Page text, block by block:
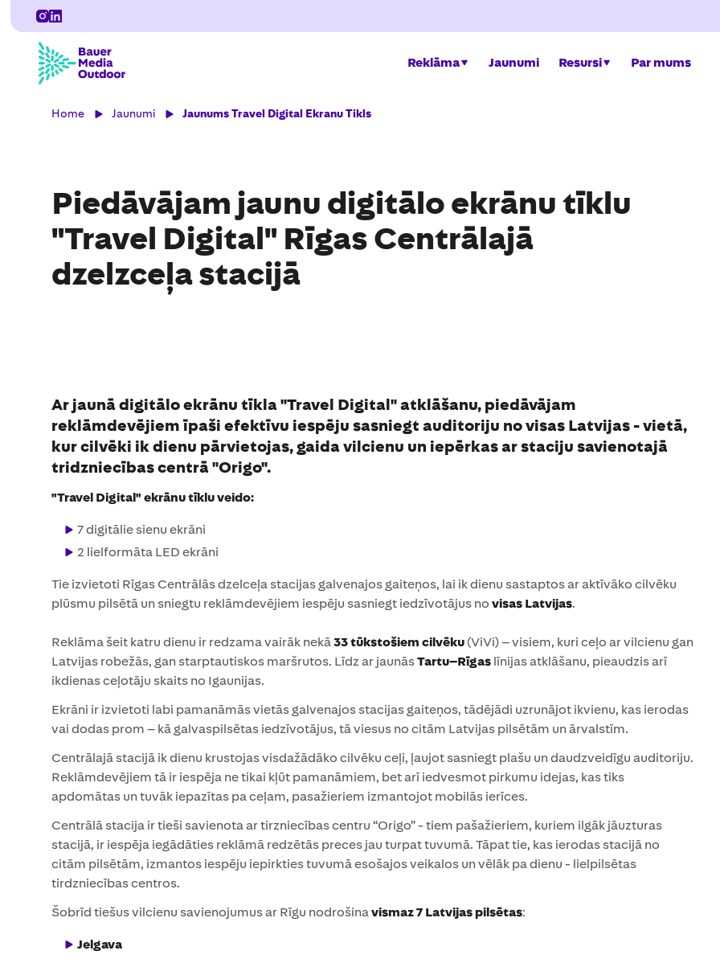
Reklāma Jaunumi Resursi Par mums
Home Jaunumi Jaunums Travel Digital Ekranu Tikls
Piedāvājam jaunu digitālo ekrānu tīklu
"Travel Digital" Rīgas Centrālajā
dzelzceļa stacijā
Ar jaunā digitālo ekrānu tīkla "Travel Digital" atklāšanu, piedāvājam
reklāmdevējiem īpaši efektīvu iespēju sasniegt auditoriju no visas Latvijas - vietā,
kur cilvēki ik dienu pārvietojas, gaida vilcienu un iepērkas ar staciju savienotajā
tridzniecības centrā "Origo".
"Travel Digital" ekrānu tīklu veido:
7 digitālie sienu ekrāni
2 lielformāta LED ekrāni
Tie izvietoti Rīgas Centrālās dzelceļa stacijas galvenajos gaiteņos, lai ik dienu sastaptos ar aktīvāko cilvēku
plūsmu pilsētā un sniegtu reklāmdevējiem iespēju sasniegt iedzīvotājus no visas Latvijas.
Reklāma šeit katru dienu ir redzama vairāk nekā33 tūkstošiem cilvēku (ViVi) – visiem, kuri ceļo ar vilcienu gan
Latvijas robežās, gan starptautiskos maršrutos. Līdz ar jaunāsTartu–Rīgas līnijas atklāšanu, pieaudzis arī
ikdienas ceļotāju skaits no Igaunijas.
Ekrāni ir izvietoti labi pamanāmās vietās galvenajos stacijas gaiteņos, tādējādi uzrunājot ikvienu, kas ierodas
vai dodas prom – kā galvaspilsētas iedzīvotājus, tā viesus no citām Latvijas pilsētām un ārvalstīm.
Centrālajā stacijā ik dienu krustojas visdažādāko cilvēku ceļi, ļaujot sasniegt plašu un daudzveidīgu auditoriju.
Reklāmdevējiem tā ir iespēja ne tikai kļūt pamanāmiem, bet arī iedvesmot pirkumu idejas, kas tiks
apdomātas un tuvāk iepazītas pa ceļam, pasažieriem izmantojot mobilās ierīces.
Centrālā stacija ir tieši savienota ar tirzniecības centru “Origo” - tiem pašažieriem, kuriem ilgāk jāuzturas
stacijā, ir iespēja iegādāties reklāmā redzētās preces jau turpat tuvumā. Tāpat tie, kas ierodas stacijā no
citām pilsētām, izmantos iespēju iepirkties tuvumā esošajos veikalos un vēlāk pa dienu - lielpilsētas
tirdzniecības centros.
Šobrīd tiešus vilcienu savienojumus ar Rīgu nodrošinavismaz 7 Latvijas pilsētas:
Jelgava